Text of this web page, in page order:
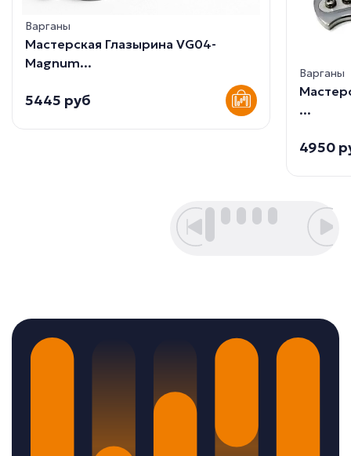
Варганы
Мастерская Глазырина VG04-
Magnum...
5445 руб
Варганы
...
4950